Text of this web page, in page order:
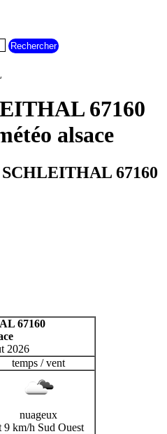
67160
alsace
SCHLEITHAL 67160
67160
2026
temps / vent
nuageux
9 km/h Sud Ouest